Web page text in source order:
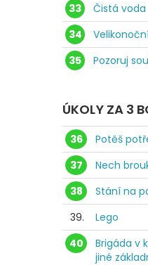
33
Čistá voda
34
35
Pozoruj
ÚKOLY ZA 3
36
Potěš
37
Nech
38
Stání na
39.
Lego
40
Brigáda v
jiné